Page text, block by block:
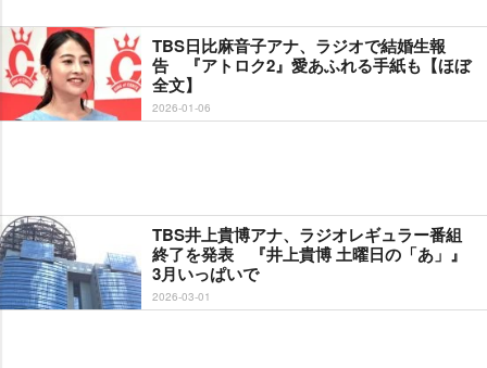
TBS日比麻音子アナ、ラジオで結婚生報
告 『アトロク2』愛あふれる手紙も【ほぼ
全文】
2026-01-06
TBS井上貴博アナ、ラジオレギュラー番組
終了を発表 『井上貴博 土曜日の「あ」』
3月いっぱいで
2026-03-01